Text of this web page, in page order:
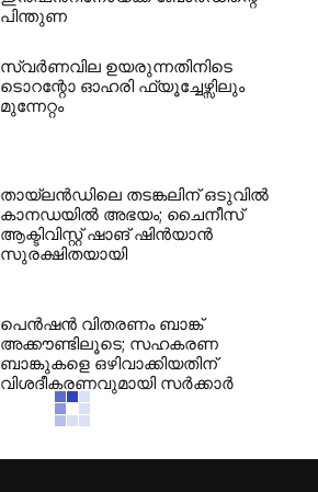
പിന്തുണ
സ്വർണവില ഉയരുന്നതിനിടെ
ടൊറന്റോ ഓഹരി ഫ്യൂച്ചേഴ്സിലും
മുന്നേറ്റം
തായ്‌ലൻഡിലെ തടങ്കലിന് ഒടുവിൽ
കാനഡയിൽ അഭയം; ചൈനീസ്
ആക്ടിവിസ്റ്റ് ഷാങ് ഷിൻയാൻ
സുരക്ഷിതയായി
പെൻഷൻ വിതരണം ബാങ്ക്
അക്കൗണ്ടിലൂടെ; സഹകരണ
ബാങ്കുകളെ ഒഴിവാക്കിയതിന്
വിശദീകരണവുമായി സർക്കാർ